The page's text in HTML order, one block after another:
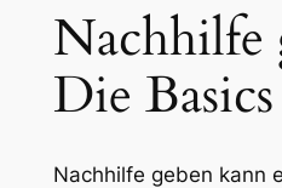
Nachhilfe
Die Basics
Nachhilfe geben kann